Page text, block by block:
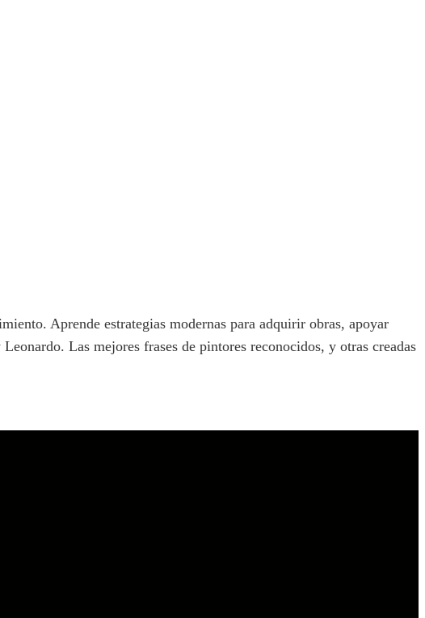
Aprende estrategias modernas para adquirir obras, apoyar
Las mejores frases de pintores reconocidos, y otras creadas